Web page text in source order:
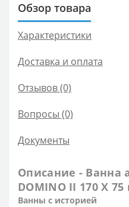
Обзор товара
Характеристики
Доставка и оплата
Отзывов (0)
Вопросы (0)
Документы
Описание - Ванна
DOMINO II 170 Х
Ванны с историей